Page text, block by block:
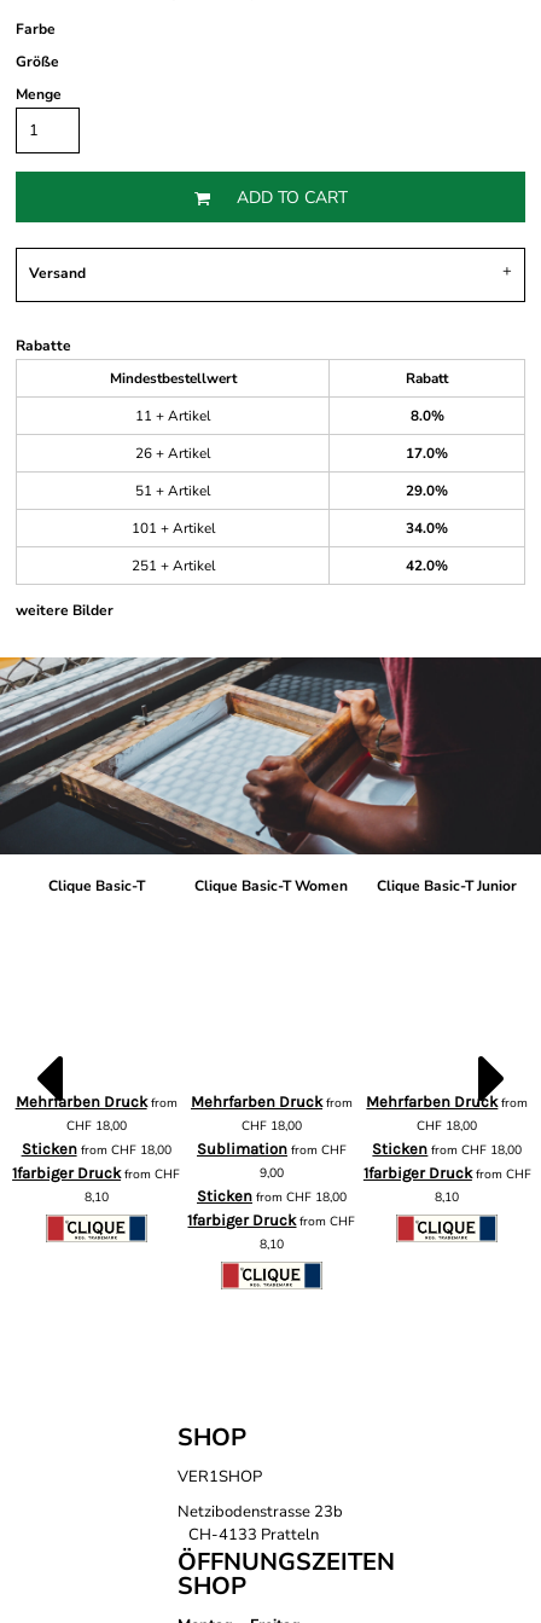
Farbe
Größe
Menge
ADD TO CART
Versand
Rabatte
Mindestbestellwert
Rabatt
11 + Artikel
8.0%
26 + Artikel
17.0%
51 + Artikel
29.0%
101 + Artikel
34.0%
251 + Artikel
42.0%
weitere Bilder
Clique Basic-T
Mehrfarben Druckfrom
CHF18,00
Stickenfrom CHF18,00
1farbiger DruckfromCHF
8,10
Clique Basic-T Women
Mehrfarben Druckfrom
CHF18,00
Sublimationfrom CHF
9,00
Stickenfrom CHF18,00
1farbiger DruckfromCHF
8,10
Clique Basic-T Junior
Mehrfarben Druckfrom
CHF 18,00
Sticken fromCHF 18,00
1farbiger Druckfrom CHF
8,10
SHOP
VER1SHOP
Netzibodenstrasse 23b
CH-4133 Pratteln
ÖFFNUNGSZEITEN
SHOP